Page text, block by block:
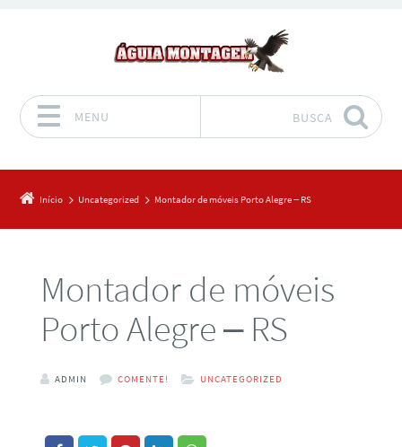
MENU BUSCA
Início Uncategorized Montador de móveis Porto Alegre – RS
Montador de móveis
Porto Alegre – RS
ADMIN COMENTE! UNCATEGORIZED